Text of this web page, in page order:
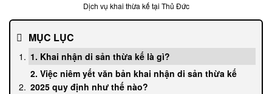
Dịch vụ khai thừa kế tại Thủ Đức
MỤC LỤC
1. Khai nhận di sản thừa kế là gì?
2. Việc niêm yết văn bản khai nhận di sản thừa kế
2025 quy định như thế nào?